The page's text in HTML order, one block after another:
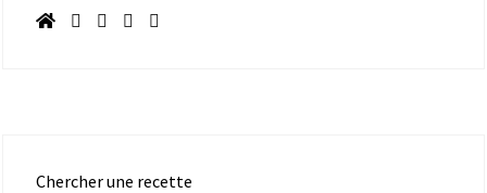
Chercher une recette